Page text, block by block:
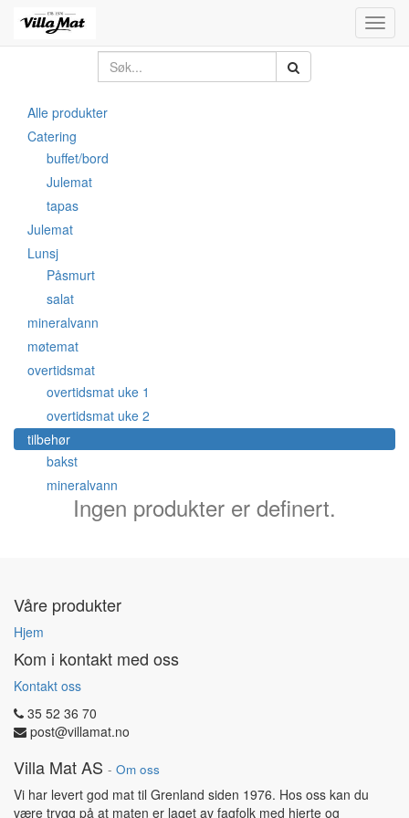
Alle produkter
Catering
buffet/bord
Julemat
tapas
Julemat
Lunsj
Påsmurt
salat
mineralvann
møtemat
overtidsmat
overtidsmat uke 1
overtidsmat uke 2
tilbehør
bakst
mineralvann
Ingen produkter er definert.
Våre produkter
Hjem
Kom i kontakt med oss
Kontakt oss
35 52 36 70
post@villamat.no
Villa Mat AS - Om oss
Vi har levert god mat til Grenland siden 1976. Hos oss kan du
være trygg på at maten er laget av fagfolk med hjerte og